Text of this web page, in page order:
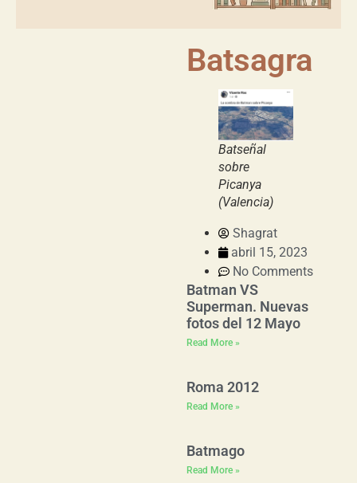
Batsagra
Batseñal
sobre
Picanya
(Valencia)
Shagrat
abril 15, 2023
No Comments
Batman VS
Superman. Nuevas
fotos del 12 Mayo
Read More »
Roma 2012
Read More »
Batmago
Read More »